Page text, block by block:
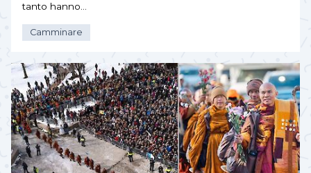
tanto hanno…
Camminare